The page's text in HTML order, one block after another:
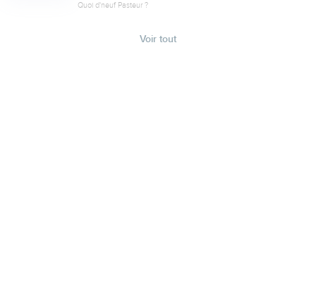
Quoi d'neuf Pasteur ?
Voir tout